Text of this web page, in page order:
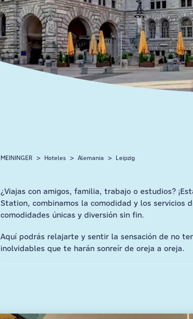
MEININGER Hoteles Alemania Leipzig
¿Viajas con amigos, familia, trabajo o estudios?
Station, combinamos la comodidad y los servicios
comodidades únicas y diversión sin fin.
Aquí podrás relajarte y sentir la sensación de no
inolvidables que te harán sonreír de oreja a oreja.